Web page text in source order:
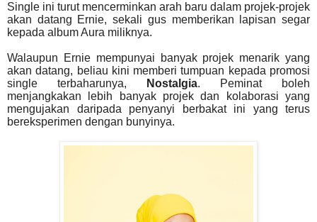
Single ini turut mencerminkan arah baru dalam projek-projek
akan datang Ernie, sekali gus memberikan lapisan segar
kepada album Aura miliknya.
Walaupun Ernie mempunyai banyak projek menarik yang
akan datang, beliau kini memberi tumpuan kepada promosi
single terbaharunya,
Nostalgia. Peminat boleh
menjangkakan lebih banyak projek dan kolaborasi yang
mengujakan daripada penyanyi berbakat ini yang terus
bereksperimen dengan bunyinya.